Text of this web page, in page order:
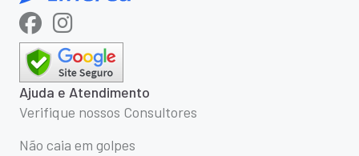
Ajuda e Atendimento
Verifique nossos Consultores
Não caia em golpes